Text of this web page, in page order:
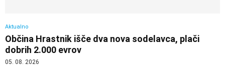
Aktualno
Občina Hrastnik išče dva nova sodelavca, plači
dobrih 2.000 evrov
05. 08. 2026